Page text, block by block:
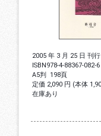
2005 年 3 月 25 日 刊行
ISBN978-4-88367-082-6
A5判 198頁
定価 2,090 円 (本体
在庫あり